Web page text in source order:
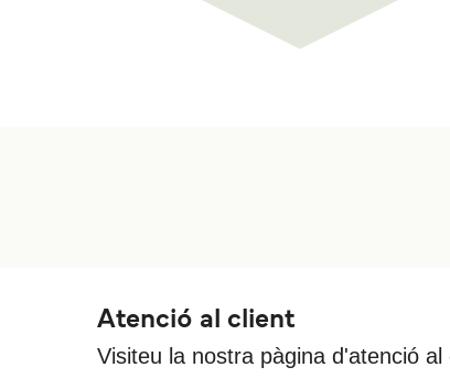
Atenció al client
Visiteu la nostra pàgina d'atenció